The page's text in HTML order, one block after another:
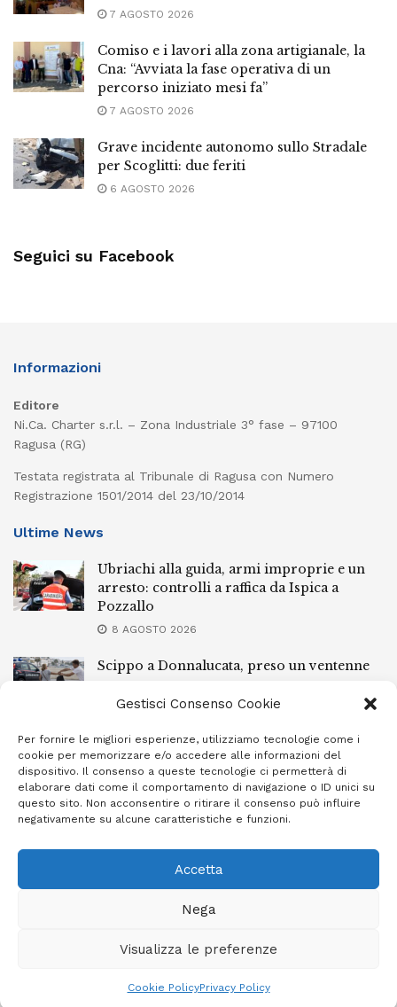
Gestisci Consenso Cookie
Per fornire le migliori esperienze, utilizziamo tecnologie come i
cookie per memorizzare e/o accedere alle informazioni del
dispositivo. Il consenso a queste tecnologie ci permetterà di
elaborare dati come il comportamento di navigazione o ID unici su
questo sito. Non acconsentire o ritirare il consenso può influire
negativamente su alcune caratteristiche e funzioni.
Accetta
Nega
Visualizza le preferenze
Cookie PolicyPrivacy Policy
7 AGOSTO 2026
Comiso e i lavori alla zona artigianale, la
Cna: “Avviata la fase operativa di un
percorso iniziato mesi fa”
7 AGOSTO 2026
Grave incidente autonomo sullo Stradale
per Scoglitti: due feriti
6 AGOSTO 2026
Seguici su Facebook
Informazioni
Editore
Ni.Ca. Charter s.r.l. – Zona Industriale 3° fase – 97100
Ragusa (RG)
Testata registrata al Tribunale di Ragusa con Numero
Registrazione 1501/2014 del 23/10/2014
Ultime News
Ubriachi alla guida, armi improprie e un
arresto: controlli a raffica da Ispica a
Pozzallo
8 AGOSTO 2026
Scippo a Donnalucata, preso un ventenne
8 AGOSTO 2026
Ragusa, arrestato perché non rispettava le
prescrizioni di stare lontano dalla casa
familiare
7 AGOSTO 2026
Giornale Ibleo © 2023 - Powered byStudio Greco - Consulenza